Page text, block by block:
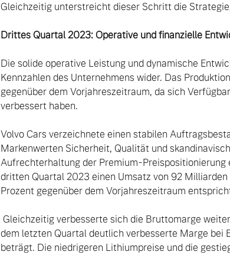
Gleichzeitig unterstreicht dieser Schritt die
Drittes Quartal 2023: Operative und finanzielle
Die solide operative Leistung und dynamische
Kennzahlen des Unternehmens wider. Das
gegenüber dem Vorjahreszeitraum, da sich
verbessert haben.
Volvo Cars verzeichnete einen stabilen
Markenwerten Sicherheit, Qualität und
Aufrechterhaltung der Premium-Preispositionierung
dritten Quartal 2023 einen Umsatz von 92
Prozent gegenüber dem Vorjahreszeitraum
dem letzten Quartal deutlich verbesserte Marge bei
beträgt. Die niedrigeren Lithiumpreise und die